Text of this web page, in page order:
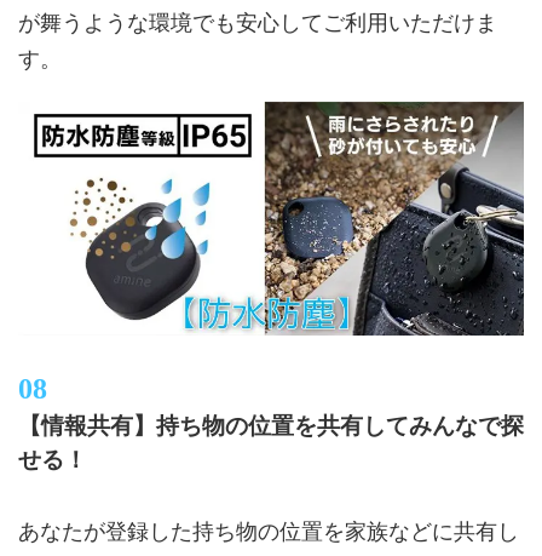
が舞うような環境でも安心してご利用いただけま
す。
【情報共有】持ち物の位置を共有してみんなで探
せる！
あなたが登録した持ち物の位置を家族などに共有し